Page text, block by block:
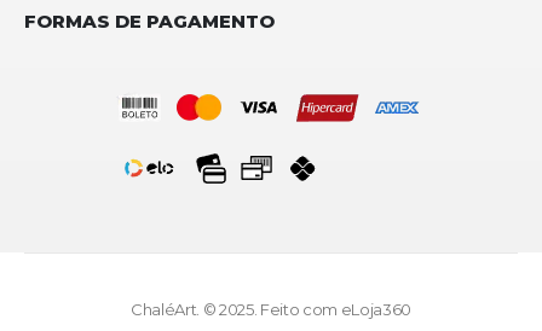
FORMAS DE PAGAMENTO
ChaléArt. © 2025. Feito com eLoja360